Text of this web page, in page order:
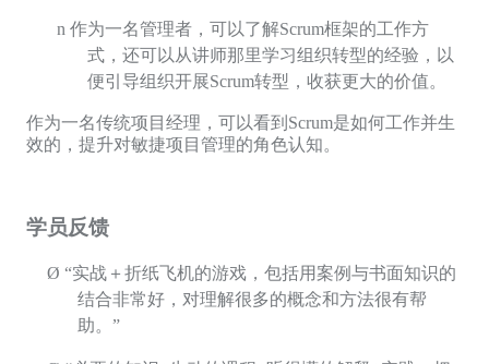
n 作为一名管理者，可以了解Scrum框架的工作方
式，还可以从讲师那里学习组织转型的经验，以
便引导组织开展Scrum转型，收获更大的价值。
作为一名传统项目经理，可以看到 Scrum是如何工作并生
效的，提升对敏捷项目管理的角色认知。
学员反馈
Ø “实战＋折纸飞机的游戏，包括用案例与书面知识的
结合非常好，对理解很多的概念和方法很有帮
助。”